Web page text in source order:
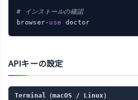
# インストールの確認
browser- use
APIキーの設定
Terminal（macOS / Linux）